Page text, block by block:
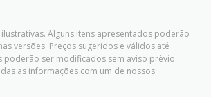
Alguns itens apresentados poderão
versões. Preços sugeridos e válidos até
poderão ser modificados sem aviso prévio.
as informações com um de nossos